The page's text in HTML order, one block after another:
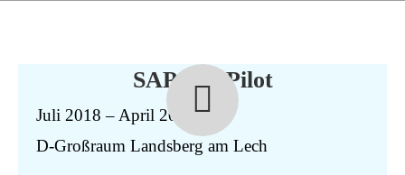
SAP PM Pilot
Juli 2018 – April 2019
D-Großraum Landsberg am Lech